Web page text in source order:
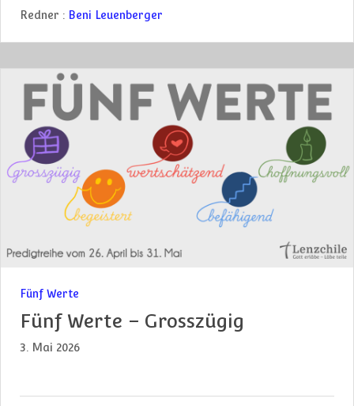
Redner : Beni Leuenberger
Fünf Werte
Fünf Werte – Grosszügig
3. Mai 2026